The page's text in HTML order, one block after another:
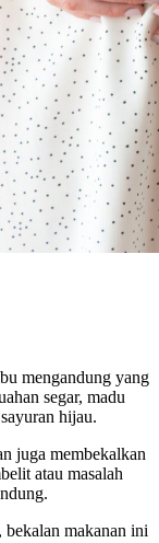
mengandung yang
segar, madu
hijau.
juga membekalkan
atau masalah
makanan ini